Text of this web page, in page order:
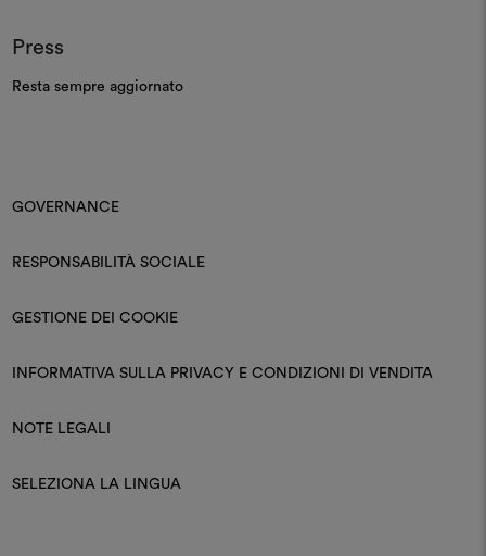
Press
Resta sempre aggiornato
GOVERNANCE
RESPONSABILITÀ SOCIALE
GESTIONE DEI COOKIE
INFORMATIVA SULLA PRIVACY E CONDIZIONI DI VENDITA
NOTE LEGALI
SELEZIONA LA LINGUA